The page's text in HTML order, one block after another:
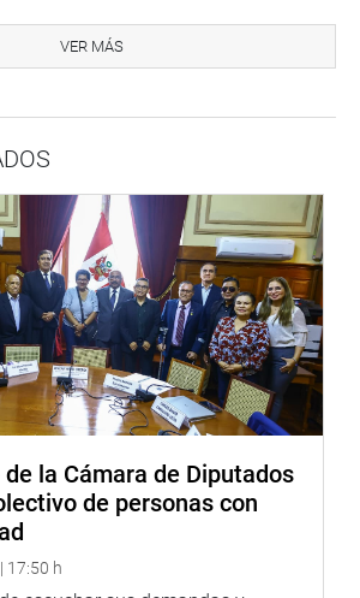
Vásquez se refirió a la moción
titular del Congreso y actual
momento es mantener la
en cuenta que falta poco para la
de Gobierno, lo que menos
inestabilidad», destacó.
cuando se vea tema en la sesión
sensatez. «Debemos evaluar esta
en el país, no es necesario el
poderes. Hay que poner el país por
VER MÁS
la Cámara de Diputados
de personas con
17:50 h